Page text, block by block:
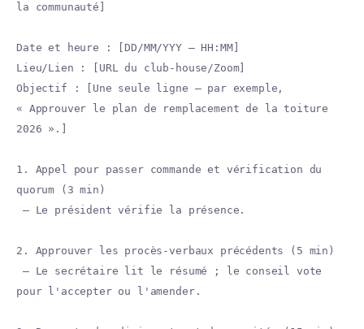
la communauté]
Date et heure : [DD/MM/YYY — HH:MM]
Lieu/Lien : [URL du club-house/Zoom]
Objectif : [Une seule ligne — par exemple,
« Approuver le plan de remplacement de la toiture
2026 ».]
1. Appel pour passer commande et vérification du
quorum (3 min)
— Le président vérifie la présence.
2. Approuver les procès-verbaux précédents (5 min)
— Le secrétaire lit le résumé ; le conseil vote
pour l'accepter ou l'amender.